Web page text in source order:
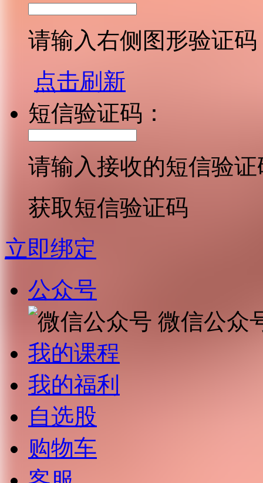
请输入右侧图形验证码
点击刷新
短信验证码：
请输入接收的短信验证
获取短信验证码
立即绑定
公众号
微信公众
我的课程
我的福利
自选股
购物车